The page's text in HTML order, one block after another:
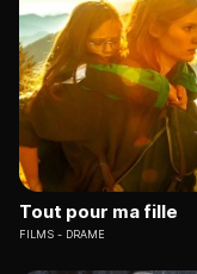
Tout pour ma fille
FILMS DRAME